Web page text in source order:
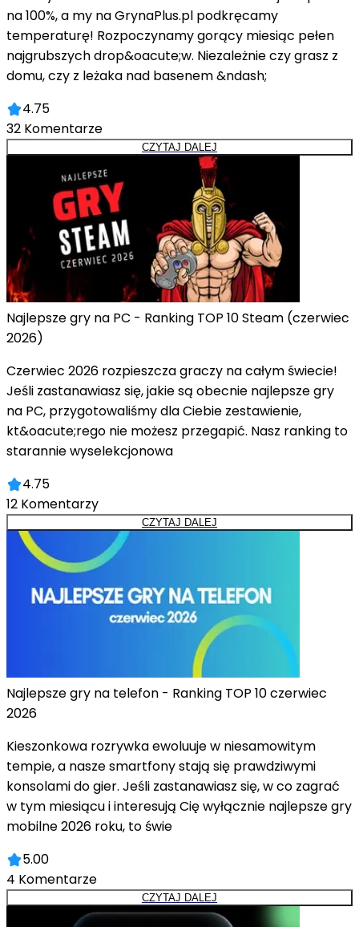
na 100%, a my na GrynaPlus.pl podkręcamy
temperaturę! Rozpoczynamy gorący miesiąc pełen
najgrubszych drop&oacute;w. Niezależnie czy grasz z
domu, czy z leżaka nad basenem &ndash;
4.75
32 Komentarze
CZYTAJ DALEJ
Najlepsze gry na PC - Ranking TOP 10 Steam (czerwiec
2026)
Czerwiec 2026 rozpieszcza graczy na całym świecie!
Jeśli zastanawiasz się, jakie są obecnie najlepsze gry
na PC, przygotowaliśmy dla Ciebie zestawienie,
kt&oacute;rego nie możesz przegapić. Nasz ranking to
starannie wyselekcjonowa
4.75
12 Komentarzy
CZYTAJ DALEJ
Najlepsze gry na telefon - Ranking TOP 10 czerwiec
2026
Kieszonkowa rozrywka ewoluuje w niesamowitym
tempie, a nasze smartfony stają się prawdziwymi
konsolami do gier. Jeśli zastanawiasz się, w co zagrać
w tym miesiącu i interesują Cię wyłącznie najlepsze gry
mobilne 2026 roku, to świe
5.00
4 Komentarze
CZYTAJ DALEJ